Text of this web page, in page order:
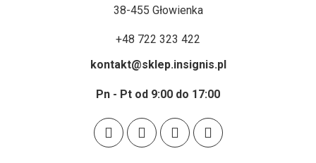
38-455 Głowienka
+48 722 323 422
kontakt@sklep.insignis.pl
Pn - Pt od 9:00 do 17:00